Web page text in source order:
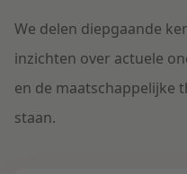
We delen diepgaande
inzichten over actuele
en de maatschappelijke
staan.